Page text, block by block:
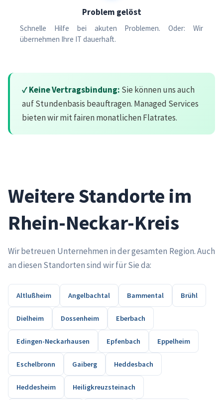
Problem gelöst
Schnelle Hilfe bei akuten Problemen. Oder: Wir
übernehmen Ihre IT dauerhaft.
✓ Keine Vertragsbindung: Sie können uns auch
auf Stundenbasis beauftragen. Managed Services
bieten wir mit fairen monatlichen Flatrates.
Weitere Standorte im
Rhein-Neckar-Kreis
Wir betreuen Unternehmen in der gesamten Region. Auch
an diesen Standorten sind wir für Sie da:
Altlußheim Angelbachtal Bammental Brühl
Dielheim Dossenheim Eberbach
Edingen-Neckarhausen Epfenbach Eppelheim
Eschelbronn Gaiberg Heddesbach
Heddesheim Heiligkreuzsteinach